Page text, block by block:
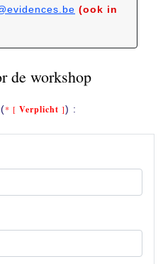
(ook in
de workshop
(* [ Verplicht ]) :